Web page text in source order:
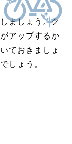
ましょう。ク
アップするか
ておきましょ
しょう。